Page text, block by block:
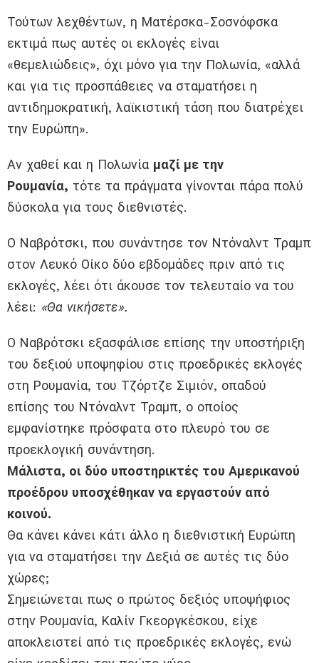
Τούτων λεχθέντων, η Ματέρσκα-Σοσνόφσκα
εκτιμά πως αυτές οι εκλογές είναι
«θεμελιώδεις», όχι μόνο για την Πολωνία, «αλλά
και για τις προσπάθειες να σταματήσει η
αντιδημοκρατική, λαϊκιστική τάση που διατρέχει
την Ευρώπη».
Αν χαθεί και η Πολωνία μαζί με την
Ρουμανία, τότε τα πράγματα γίνονται πάρα πολύ
δύσκολα για τους διεθνιστές.
Ο Ναβρότσκι, που συνάντησε τον Ντόναλντ Τραμπ
στον Λευκό Οίκο δύο εβδομάδες πριν από τις
εκλογές, λέει ότι άκουσε τον τελευταίο να του
λέει: «Θα νικήσετε».
Ο Ναβρότσκι εξασφάλισε επίσης την υποστήριξη
του δεξιού υποψηφίου στις προεδρικές εκλογές
στη Ρουμανία, του Τζόρτζε Σιμιόν, οπαδού
επίσης του Ντόναλντ Τραμπ, ο οποίος
εμφανίστηκε πρόσφατα στο πλευρό του σε
προεκλογική συνάντηση.
Μάλιστα, οι δύο υποστηρικτές του Αμερικανού
προέδρου υποσχέθηκαν να εργαστούν από
κοινού.
Θα κάνει κάνει κάτι άλλο η διεθνιστική Ευρώπη
για να σταματήσει την Δεξιά σε αυτές τις δύο
χώρες;
Σημειώνεται πως ο πρώτος δεξιός υποψήφιος
στην Ρουμανία, Καλίν Γκεοργκέσκου, είχε
αποκλειστεί από τις προεδρικές εκλογές, ενώ